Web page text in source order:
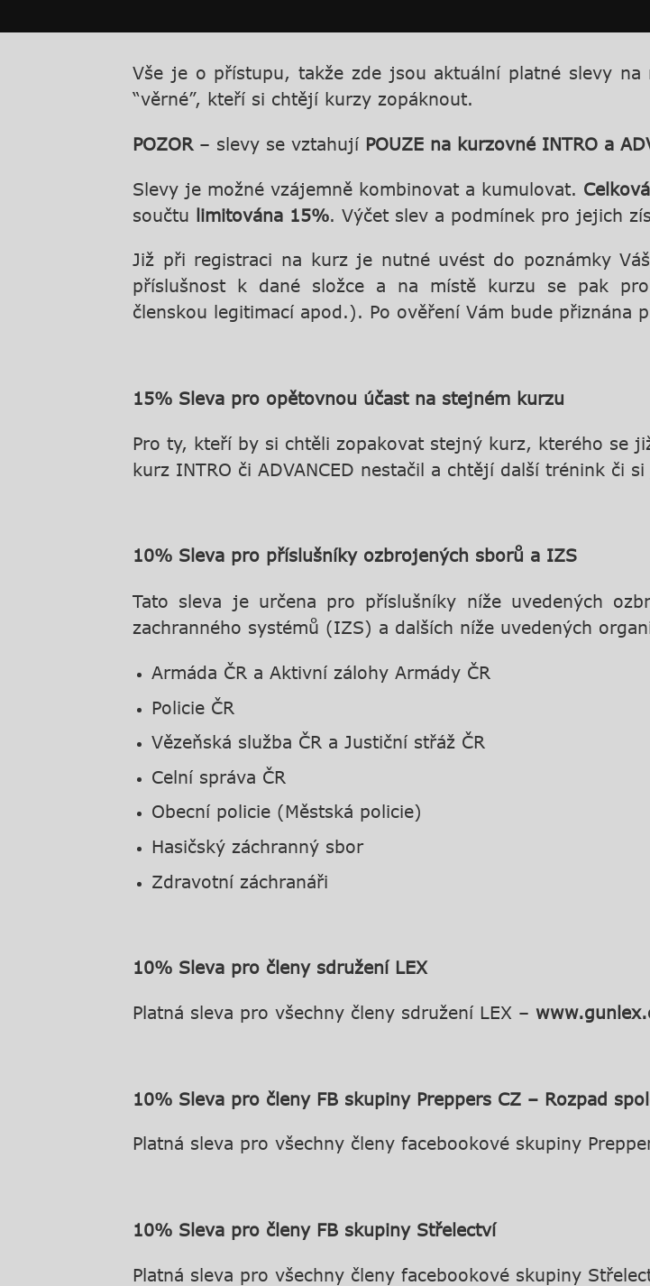
Vše je o přístupu, takže zde jsou aktuální platné slevy
“věrné”, kteří si chtějí kurzy zopáknout.
POZOR– slevy se vztahují POUZE na kurzovné INTRO a
Slevy je možné vzájemně kombinovat a kumulovat.
součtu limitována 15%. Výčet slev a podmínek pro jejich
Již při registraci na kurz je nutné uvést do poznámky
příslušnost k dané složce a na místě kurzu se pak
členskou legitimací apod.). Po ověření Vám bude přiznána
15% Sleva pro opětovnou účast na stejném kurzu
Pro ty, kteří by si chtěli zopakovat stejný kurz, kterého se
kurz INTRO či ADVANCED nestačil a chtějí další trénink či
10% Sleva pro příslušníky ozbrojených sborů a IZS
Tato sleva je určena pro příslušníky níže uvedených
zachranného systémů (IZS) a dalších níže uvedených
Armáda ČR a Aktivní zálohy Armády ČR
Policie ČR
Vězeňská služba ČR a Justiční střáž ČR
Celní správa ČR
Obecní policie (Městská policie)
Hasičský záchranný sbor
Zdravotní záchranáři
10% Sleva pro členy sdružení LEX
Platná sleva pro všechny členy sdružení LEX –
10% Sleva pro členy FB skupiny Preppers CZ – Rozpad
Platná sleva pro všechny členy facebookové skupiny
10% Sleva pro členy FB skupiny Střelectví
Platná sleva pro všechny členy facebookové skupiny